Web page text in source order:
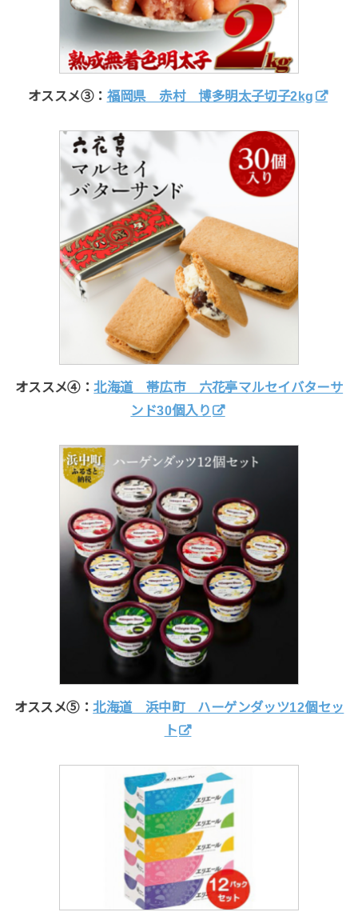
オススメ③： 福岡県 赤村 博多明太子切子2kg
オススメ④：北海道 帯広市 六花亭マルセイバターサ
ンド30個入り
オススメ⑤：北海道 浜中町 ハーゲンダッツ12個セッ
ト